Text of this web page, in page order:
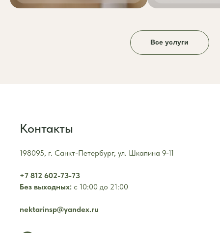
Все услуги
Контакты
198095, г. Санкт-Петербург, ул. Шкапина 9-11
+7 812 602-73-73
Без выходных: с 10:00 до 21:00
nektarinsp@yandex.ru